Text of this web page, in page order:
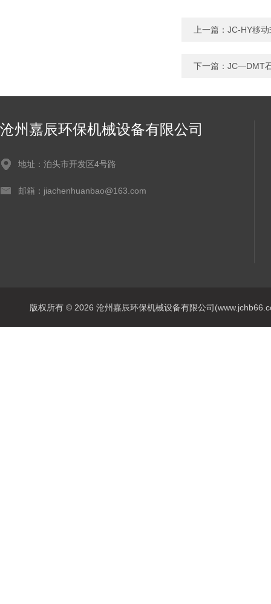
上一篇： JC-HY移
下一篇： JC—DMT
沧州嘉辰环保机械设备有限公司
地址：泊头市开发区4号路
邮箱：jiachenhuanbao@163.com
版权所有 © 2026 沧州嘉辰环保机械设备有限公司